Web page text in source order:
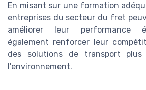
En misant sur une formation
entreprises du secteur du fret
améliorer leur performance
également renforcer leur
des solutions de transport plus
l'environnement.